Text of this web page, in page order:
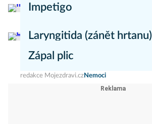
Impetigo
Laryngitida (zánět hrtanu)
redakce Mojezdravi.cz
Zápal plic
redakce Mojezdravi.czNemoci